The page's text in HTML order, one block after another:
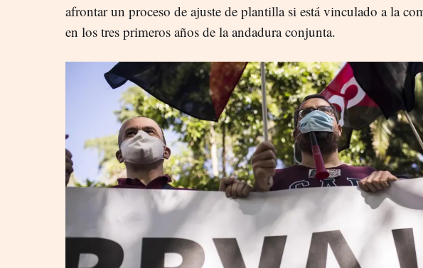
afrontar un proceso de ajuste de plantilla si está vinculado a la
en los tres primeros años de la andadura conjunta.